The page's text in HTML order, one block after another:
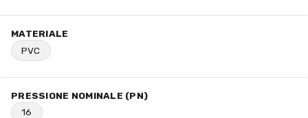
MATERIALE
PVC
PRESSIONE NOMINALE (PN)
16